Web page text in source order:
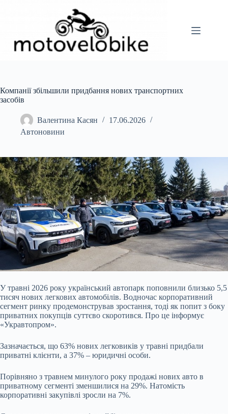
Компанії збільшили придбання нових транспортних
засобів
Валентина Касян
17.06.2026
Автоновини
У травні 2026 року український автопарк поповнили близько 5,5
тисяч нових легкових автомобілів. Водночас корпоративний
сегмент ринку продемонстрував зростання, тоді як попит з боку
приватних покупців суттєво скоротився. Про це інформує
«Укравтопром».
Зазначається, що 63% нових легковиків у травні придбали
приватні клієнти, а 37% – юридичні особи.
Порівняно з травнем минулого року продажі нових авто в
приватному сегменті зменшилися на 29%. Натомість
корпоративні закупівлі зросли на 7%.